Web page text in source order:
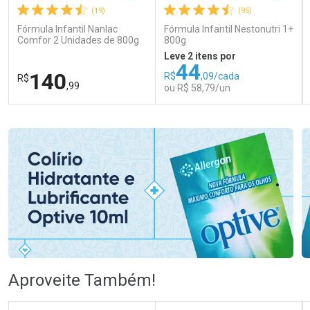
(19)
Fórmula Infantil Nanlac
Comfor 2 Unidades de 800g
R$140,99
(95)
Fórmula Infantil Nestonutri 1+
800g
Leve 2 itens por
R$44,09/cada
ou R$ 58,79/un
Laboratório
Por Menos
Aproveite Também!